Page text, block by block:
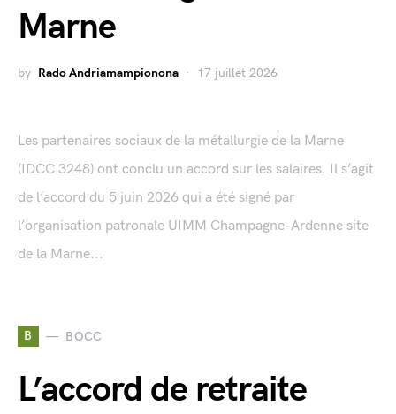
Marne
by Rado Andriamampionona 17 juillet 2026
Les partenaires sociaux de la métallurgie de la Marne
(IDCC 3248) ont conclu un accord sur les salaires. Il s’agit
de l’accord du 5 juin 2026 qui a été signé par
l’organisation patronale UIMM Champagne-Ardenne site
de la Marne...
B BOCC
L’accord de retraite